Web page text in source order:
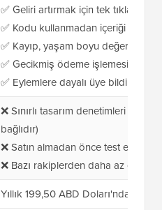
✅ Geliri artırmak için tek tıklamayla
✅ Kodu kullanmadan içeriği
✅ Kayıp, yaşam boyu değer ve
✅ Gecikmiş ödeme işlemesini
✅ Eylemlere dayalı üye bildirimleri
❌ Sınırlı tasarım denetimleri (stil,
bağlıdır)
❌ Satın almadan önce test etmek
❌ Bazı rakiplerden daha az
Yıllık 199,50 ABD Doları'ndan